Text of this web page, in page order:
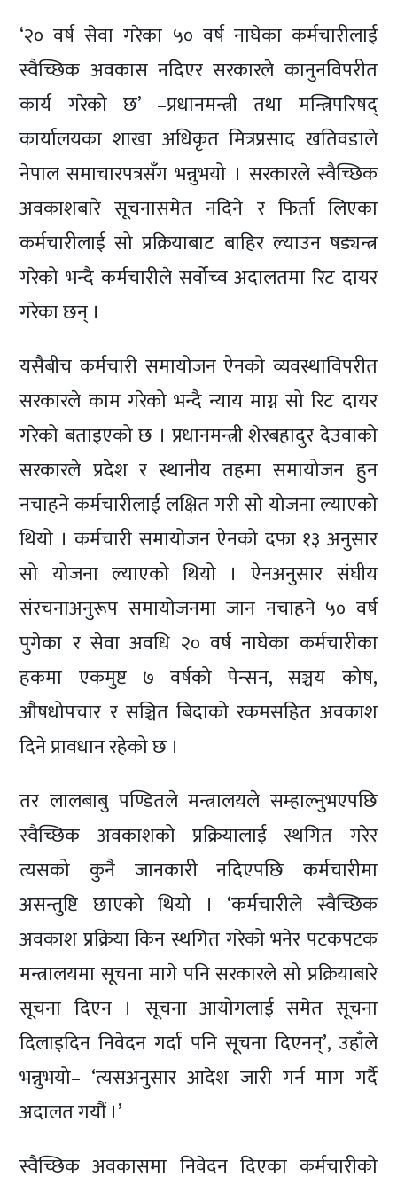
‘२० वर्ष सेवा गरेका ५० वर्ष नाघेका कर्मचारीलाई
स्वैच्छिक अवकास नदिएर सरकारले कानुनविपरीत
कार्य गरेको छ’ –प्रधानमन्त्री तथा मन्त्रिपरिषद्
कार्यालयका शाखा अधिकृत मित्रप्रसाद खतिवडाले
नेपाल समाचारपत्रसँग भन्नुभयो । सरकारले स्वैच्छिक
अवकाशबारे सूचनासमेत नदिने र फिर्ता लिएका
कर्मचारीलाई सो प्रक्रियाबाट बाहिर ल्याउन षड्यन्त्र
गरेको भन्दै कर्मचारीले सर्वोच्व अदालतमा रिट दायर
गरेका छन् ।
यसैबीच कर्मचारी समायोजन ऐनको व्यवस्थाविपरीत
सरकारले काम गरेको भन्दै न्याय माग्न सो रिट दायर
गरेको बताइएको छ । प्रधानमन्त्री शेरबहादुर देउवाको
सरकारले प्रदेश र स्थानीय तहमा समायोजन हुन
नचाहने कर्मचारीलाई लक्षित गरी सो योजना ल्याएको
थियो । कर्मचारी समायोजन ऐनको दफा १३ अनुसार
सो योजना ल्याएको थियो । ऐनअनुसार संघीय
संरचनाअनुरूप समायोजनमा जान नचाहने ५० वर्ष
पुगेका र सेवा अवधि २० वर्ष नाघेका कर्मचारीका
हकमा एकमुष्ट ७ वर्षको पेन्सन, सञ्चय कोष,
औषधोपचार र सञ्चित बिदाको रकमसहित अवकाश
दिने प्रावधान रहेको छ ।
तर लालबाबु पण्डितले मन्त्रालयले सम्हाल्नुभएपछि
स्वैच्छिक अवकाशको प्रक्रियालाई स्थगित गरेर
त्यसको कुनै जानकारी नदिएपछि कर्मचारीमा
असन्तुष्टि छाएको थियो । ‘कर्मचारीले स्वैच्छिक
अवकाश प्रक्रिया किन स्थगित गरेको भनेर पटकपटक
मन्त्रालयमा सूचना मागे पनि सरकारले सो प्रक्रियाबारे
सूचना दिएन । सूचना आयोगलाई समेत सूचना
दिलाइदिन निवेदन गर्दा पनि सूचना दिएनन्’, उहाँले
भन्नुभयो– ‘त्यसअनुसार आदेश जारी गर्न माग गर्दै
अदालत गयौं ।’
स्वैच्छिक अवकासमा निवेदन दिएका कर्मचारीको